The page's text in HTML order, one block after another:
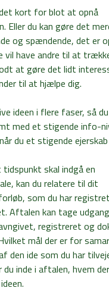
kort for blot at opnå
Eller du kan gøre det
og spændende, det er
vil have andre til at
at gøre det lidt
til at hjælpe dig.
ideen i flere faser, så
med et stigende info-
du et stigende
skal indgå en
kan du relatere til dit
som du har
Aftalen kan tage
registreret og
mål der er for
den ide som du har
du inde i aftalen, hvem der